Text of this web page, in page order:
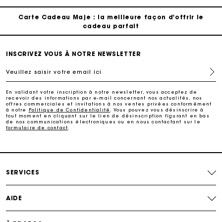
Carte Cadeau Maje : la meilleure façon d'offrir le
cadeau parfait
Livraison à domicile offerte sous 2 à 3 jours ouvrés.
Paiement en 4x fois sans frais
Echanges & Retours offerts
Carte Cadeau Maje : la meilleure façon d'offrir le
INSCRIVEZ VOUS À NOTRE NEWSLETTER
Veuillez saisir votre email ici
En validant votre inscription à notre newsletter, vous acceptez de
recevoir des informations par e-mail concernant nos actualités, nos
offres commerciales et invitations à nos ventes privées conformément
à notre
Politique de Confidentialité
. Vous pouvez vous désinscrire à
tout moment en cliquant sur le lien de désinscription figurant en bas
de nos communications électroniques ou en nous contactant sur le
formulaire de contact
SERVICES
AIDE